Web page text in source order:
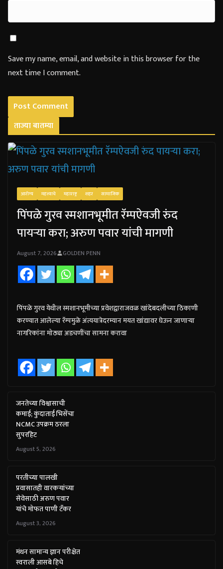
Save my name, email, and website in this browser for the
next time I comment.
ताज्या बातम्या
आरोग्य महत्त्वाचे महाराष्ट्र शहर सामाजिक
पिंपळे गुरव स्मशानभूमीत रॅम्पऐवजी रुंद
पायऱ्या करा; अरुण पवार यांची मागणी
August 7, 2026 GOLDEN PENN
पिंपळे गुरव येथील स्मशानभूमीच्या प्रवेशद्वाराजवळ खांदेबदलीच्या ठिकाणी
करण्यात आलेल्या रॅम्पमुळे अंत्ययात्रेदरम्यान मयत खांद्यावर घेऊन जाणाऱ्या
नागरिकांना मोठ्या अडचणींचा सामना करावा
जनतेच्या विश्वासाची
कमाई; कुंदाताई भिसेंचा
NCMC उपक्रम ठरला
सुपरहिट
August 5, 2026
परतीच्या पालखी
प्रवासातही वारकऱ्यांच्या
सेवेसाठी अरुण पवार
यांचे मोफत पाणी टँकर
August 3, 2026
मंथन सामान्य ज्ञान परीक्षेत
स्वराली आसबे हिचे